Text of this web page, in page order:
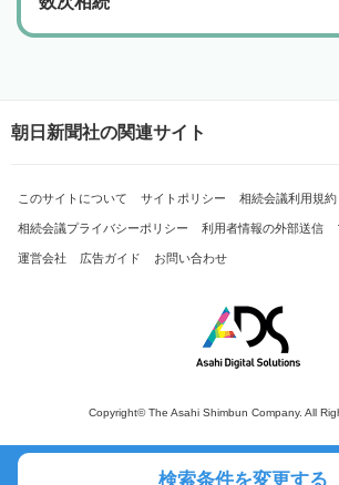
検索条件を変更する
朝日新聞社の関連サイト
このサイトについて サイトポリシー 相続会議利用規約
相続会議プライバシーポリシー 利用者情報の外部送信
運営会社 広告ガイド お問い合わせ
Copyright© The Asahi Shimbun Company. All